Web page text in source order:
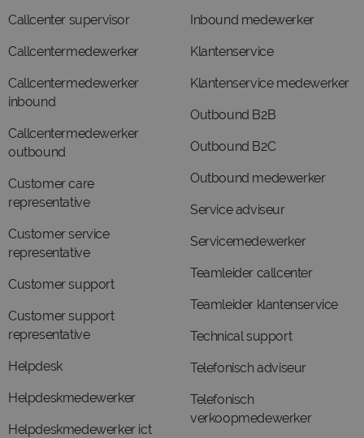
Callcenter supervisor
Callcentermedewerker
Callcentermedewerker
inbound
Callcentermedewerker
outbound
Customer care
representative
Customer service
representative
Customer support
Customer support
representative
Helpdesk
Helpdeskmedewerker
Helpdeskmedewerker ict
Inbound medewerker
Klantenservice
Klantenservice medewerker
Outbound B2B
Outbound B2C
Outbound medewerker
Service adviseur
Servicemedewerker
Teamleider callcenter
Teamleider klantenservice
Technical support
Telefonisch adviseur
Telefonisch
verkoopmedewerker